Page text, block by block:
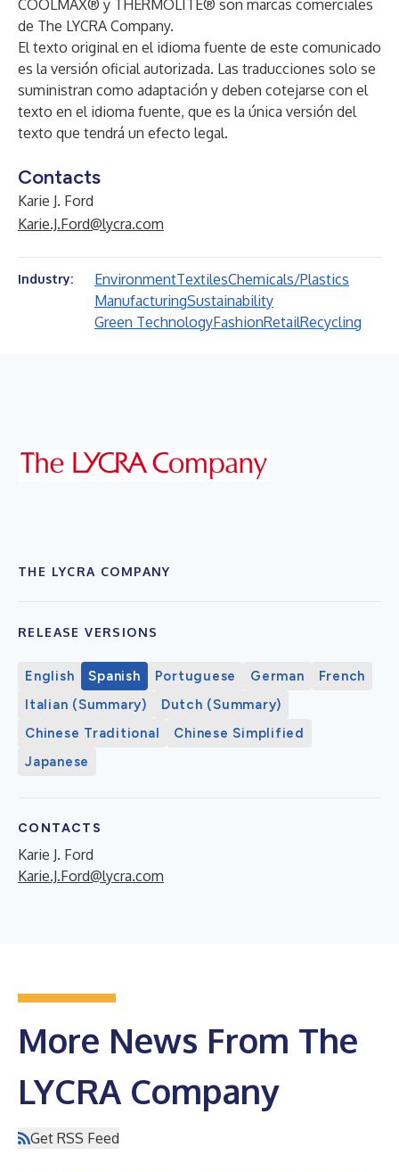
COOLMAX® y THERMOLITE® son marcas comerciales
de The LYCRA Company.
El texto original en el idioma fuente de este comunicado
es la versión oficial autorizada. Las traducciones solo se
suministran como adaptación y deben cotejarse con el
texto en el idioma fuente, que es la única versión del
texto que tendrá un efecto legal.
Contacts
Karie J. Ford
Karie.J.Ford@lycra.com
Industry: EnvironmentTextilesChemicals/Plastics
ManufacturingSustainability
Green TechnologyFashionRetailRecycling
THE LYCRA COMPANY
RELEASE VERSIONS
English Spanish Portuguese German
French
Italian (Summary)
Dutch (Summary)
Chinese Traditional
Chinese Simplified
Japanese
CONTACTS
Karie J. Ford
Karie.J.Ford@lycra.com
More News From The
LYCRA Company
Get RSS Feed